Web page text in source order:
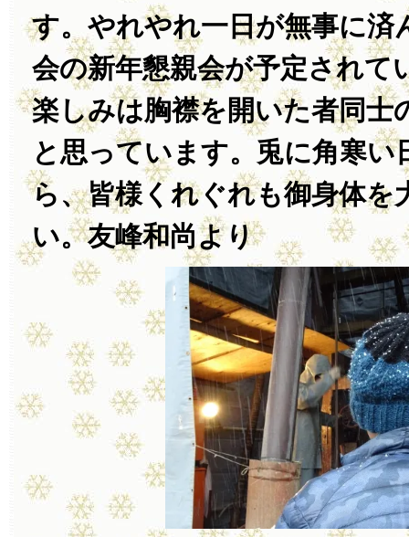
す。やれやれ一日が無事に済
会の新年懇親会が予定されて
楽しみは胸襟を開いた者同士
と思っています。兎に角寒
ら、皆様くれぐれも御身体を
い。友峰和尚より